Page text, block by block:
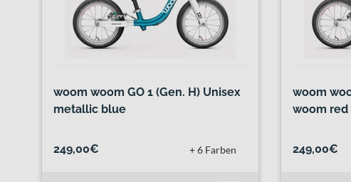
woom woom GO 1 (Gen. H) Unisex
metallic blue
249,00€ + 6 Farben
woom
woom red
249,00€